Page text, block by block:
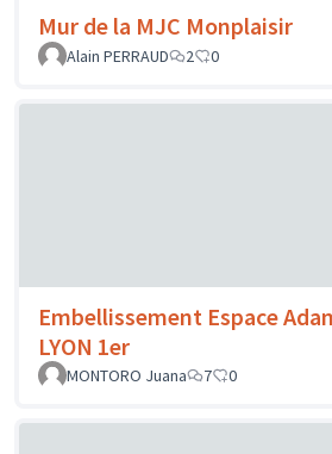
Mur de la MJC Monplaisir
Alain PERRAUD
2 0
Embellissement Espace
LYON 1er
MONTORO Juana
7 0